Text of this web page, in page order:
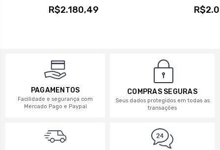
R$2.180,49
PAGAMENTOS
Facilidade e segurança com
Mercado Pago e Paypal
COMPRAS SEGURAS
Seus dados protegidos em todas as
transações